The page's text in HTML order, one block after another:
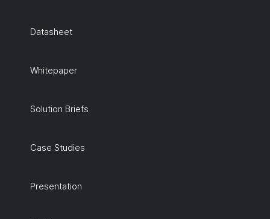
Datasheet
Whitepaper
Solution Briefs
Case Studies
Presentation